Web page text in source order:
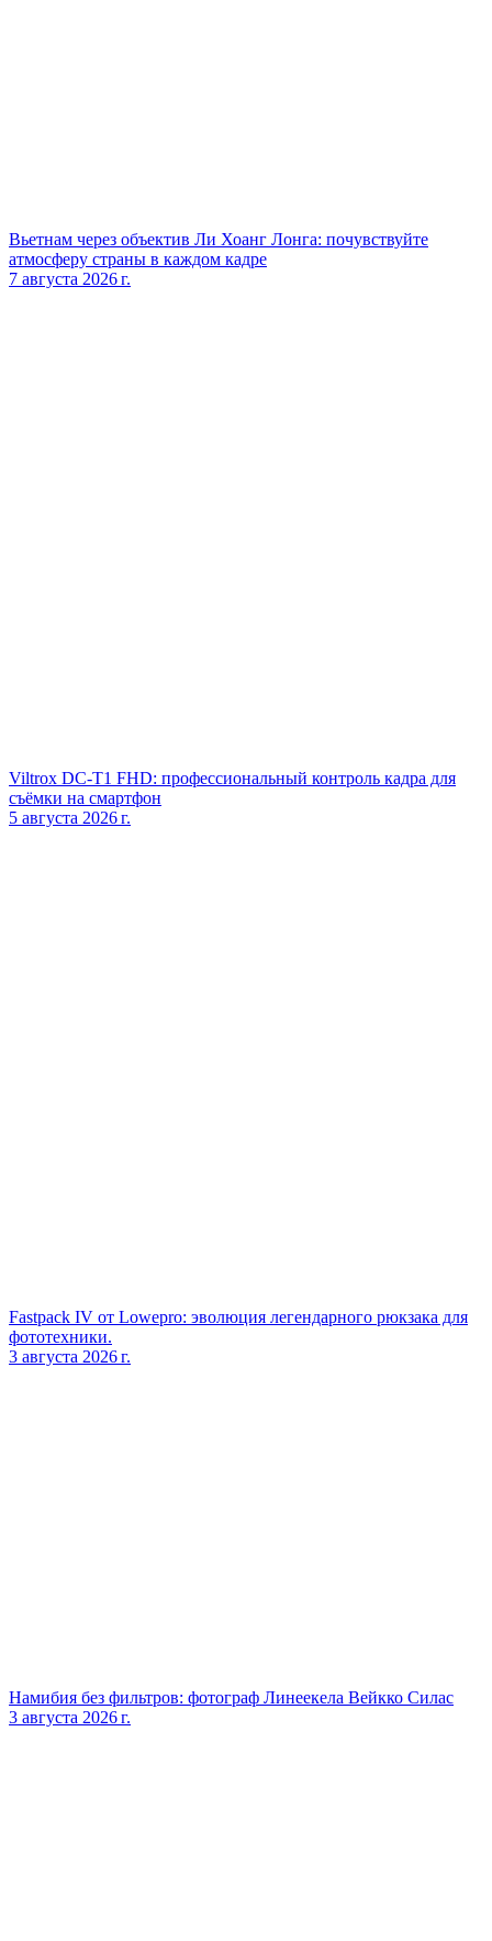
Вьетнам через объектив Ли Хоанг Лонга: почувствуйте
атмосферу страны в каждом кадре
7 августа 2026 г.
Viltrox DC‑T1 FHD: профессиональный контроль кадра для
съёмки на смартфон
5 августа 2026 г.
Fastpack IV от Lowepro: эволюция легендарного рюкзака для
фототехники.
3 августа 2026 г.
Намибия без фильтров: фотограф Линеекела Вейкко Силас
3 августа 2026 г.